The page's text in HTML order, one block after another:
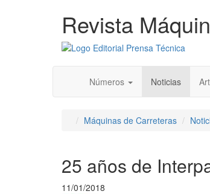
Revista
Números Noticias
Máquinas de Carreteras
25 años de
11/01/2018